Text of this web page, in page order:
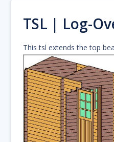
TSL | Log-
This tsl extends the top